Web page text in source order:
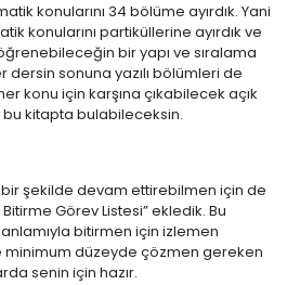
konularını 34 bölüme ayırdık. Yani
konularını partiküllerine ayırdık ve
bir yapı ve sıralama
dersin sonuna yazılı bölümleri de
konu için karşına çıkabilecek açık
bu kitapta bulabileceksin.
bir şekilde devam ettirebilmen için de
Görev Listesi” ekledik. Bu
bitirmen için izlemen
minimum düzeyde çözmen gereken
senin için hazır.